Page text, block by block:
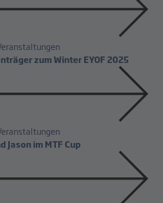
zum Winter EYOF 2025
Jason im MTF Cup